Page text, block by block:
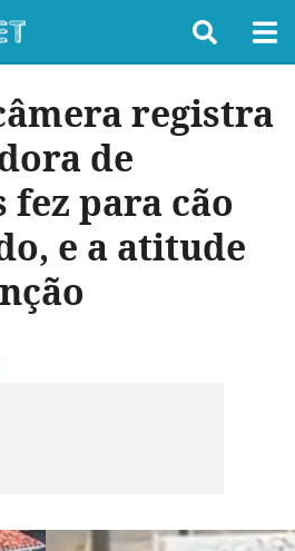
registra
de
para cão
e a atitude